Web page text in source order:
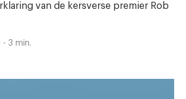
van de kersverse premier Rob
3 min.